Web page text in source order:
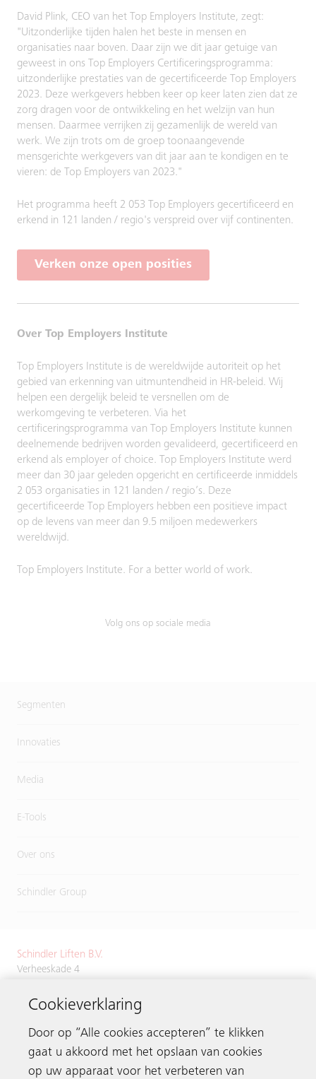
David Plink, CEO van het Top Employers Institute, zegt:
"Uitzonderlijke tijden halen het beste in mensen en
organisaties naar boven. Daar zijn we dit jaar getuige van
geweest in ons Top Employers Certificeringsprogramma:
uitzonderlijke prestaties van de gecertificeerde Top Employers
2023. Deze werkgevers hebben keer op keer laten zien dat ze
zorg dragen voor de ontwikkeling en het welzijn van hun
mensen. Daarmee verrijken zij gezamenlijk de wereld van
werk. We zijn trots om de groep toonaangevende
mensgerichte werkgevers van dit jaar aan te kondigen en te
vieren: de Top Employers van 2023."
Het programma heeft 2 053 Top Employers gecertificeerd en
erkend in 121 landen / regio's verspreid over vijf continenten.
Verken onze open posities
Over Top Employers Institute
Top Employers Institute is de wereldwijde autoriteit op het
gebied van erkenning van uitmuntendheid in HR-beleid. Wij
helpen een dergelijk beleid te versnellen om de
werkomgeving te verbeteren. Via het
certificeringsprogramma van Top Employers Institute kunnen
deelnemende bedrijven worden gevalideerd, gecertificeerd en
erkend als employer of choice. Top Employers Institute werd
meer dan 30 jaar geleden opgericht en certificeerde inmiddels
2 053 organisaties in 121 landen / regio’s. Deze
gecertificeerde Top Employers hebben een positieve impact
op de levens van meer dan 9.5 miljoen medewerkers
wereldwijd.
Top Employers Institute. For a better world of work.
Volg ons op sociale media
Segmenten
Innovaties
Media
E-Tools
Over ons
Schindler Group
Schindler Liften B.V.
Verheeskade 4
Tel.+31 70 3843700
Cookieverklaring
Door op “Alle cookies accepteren” te klikken
gaat u akkoord met het opslaan van cookies
op uw apparaat voor het verbeteren van